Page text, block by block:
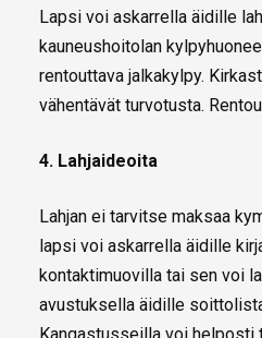
Lapsi voi askarrella äidille
kauneushoitolan
rentouttava jalkakylpy.
vähentävät turvotusta.
4. Lahjaideoita
Lahjan ei tarvitse maksaa
lapsi voi askarrella äidille
kontaktimuovilla tai sen voi
avustuksella äidille